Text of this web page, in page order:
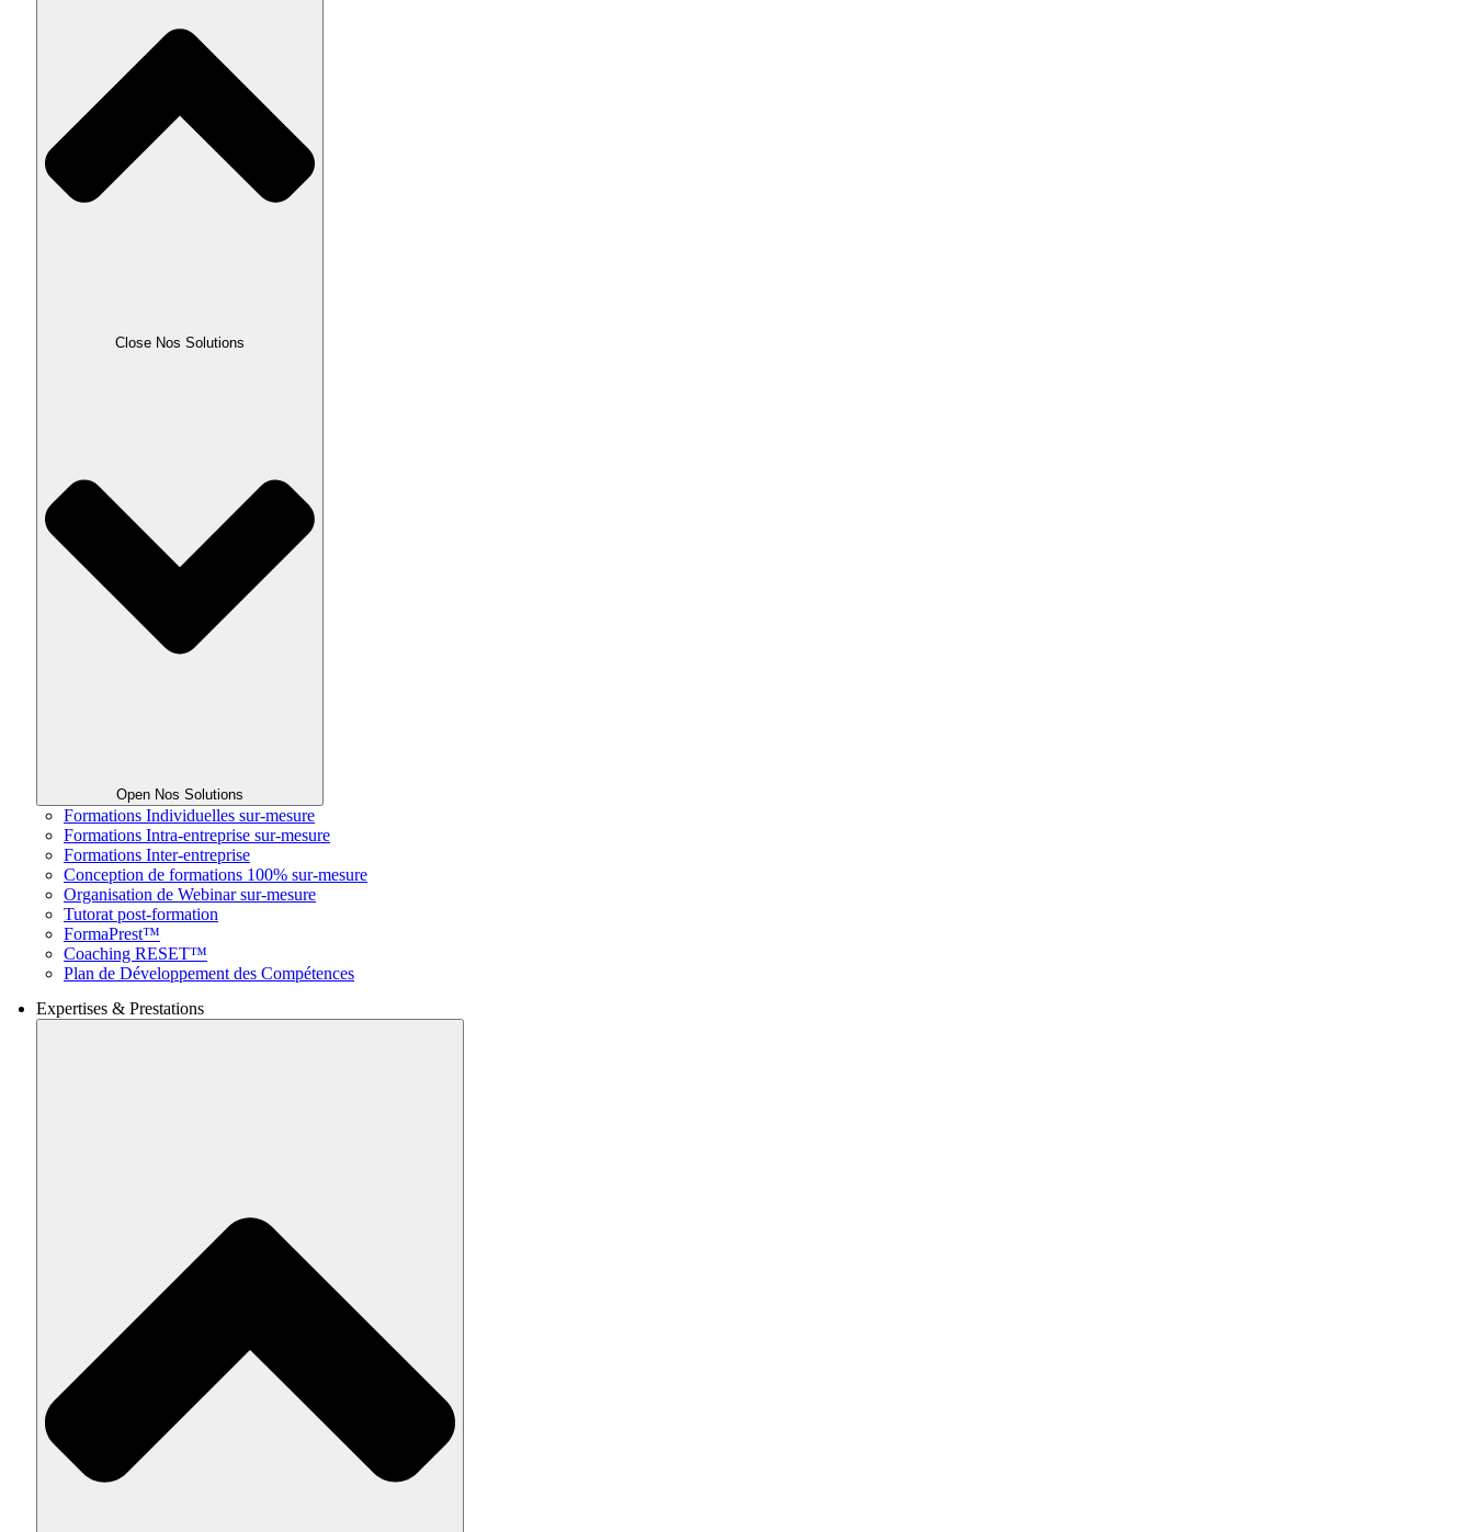
Close Nos Solutions
Open Nos Solutions
Formations Individuelles sur-mesure
Formations Intra-entreprise sur-mesure
Formations Inter-entreprise
Conception de formations 100% sur-mesure
Organisation de Webinar sur-mesure
Tutorat post-formation
FormaPrest™
Coaching RESET™
Plan de Développement des Compétences
Expertises & Prestations